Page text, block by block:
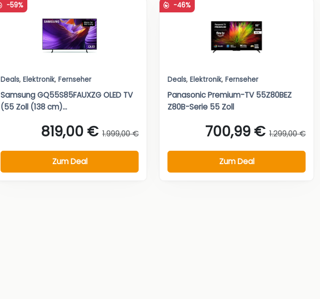
-59%
Deals, Elektronik, Fernseher
Samsung GQ55S85FAUXZG OLED TV
(55 Zoll (138 cm)...
819,00 € 1.999,00 €
Zum Deal
-46%
Deals, Elektronik, Fernseher
Panasonic Premium-TV 55Z80BEZ
Z80B-Serie 55 Zoll
700,99 € 1.299,00 €
Zum Deal